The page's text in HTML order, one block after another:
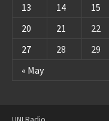
« May
13
14 15
20
21 22
27
28 29